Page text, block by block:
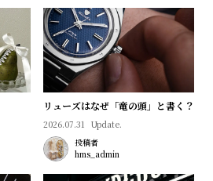
リューズはなぜ「竜の頭」と書く？
2026.07.31 Update.
投稿者
hms_admin